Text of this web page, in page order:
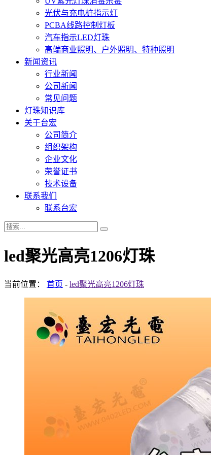
光伏与充电桩指示灯
PCBA线路控制灯板
汽车指示LED灯珠
高端商业照明、户外照明、特种照明
新闻资讯
行业新闻
公司新闻
常见问题
灯珠知识库
关于台宏
公司简介
组织架构
企业文化
荣誉证书
技术设备
联系我们
联系台宏
led聚光高亮1206灯珠
当前位置： 首页 - led聚光高亮1206灯珠